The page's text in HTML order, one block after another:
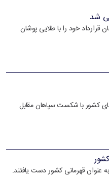
شد
قرارداد خود را با طلایی پوشان
کشور با شکست سپاهان مقابل